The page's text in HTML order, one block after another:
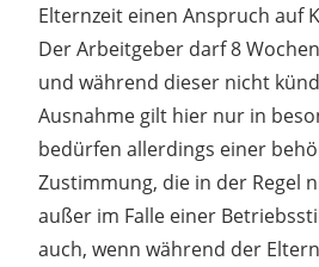
Elternzeit einen Anspruch auf
Der Arbeitgeber darf 8
und während dieser nicht
Ausnahme gilt hier nur in
bedürfen allerdings einer
Zustimmung, die in der Regel
außer im Falle einer
auch, wenn während der